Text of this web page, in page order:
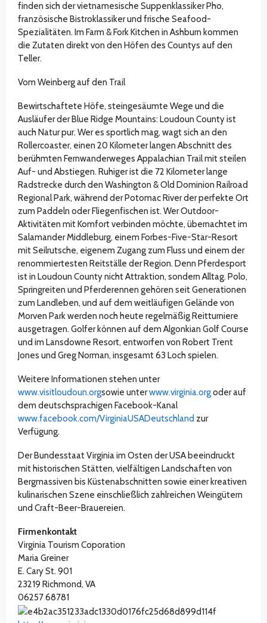
finden sich der vietnamesische Suppenklassiker Pho,
französische Bistroklassiker und frische Seafood-
Spezialitäten. Im Farm & Fork Kitchen in Ashburn kommen
die Zutaten direkt von den Höfen des Countys auf den
Teller.
Vom Weinberg auf den Trail
Bewirtschaftete Höfe, steingesäumte Wege und die
Ausläufer der Blue Ridge Mountains: Loudoun County ist
auch Natur pur. Wer es sportlich mag, wagt sich an den
Rollercoaster, einen 20 Kilometer langen Abschnitt des
berühmten Fernwanderweges Appalachian Trail mit steilen
Auf- und Abstiegen. Ruhiger ist die 72 Kilometer lange
Radstrecke durch den Washington & Old Dominion Railroad
Regional Park, während der Potomac River der perfekte Ort
zum Paddeln oder Fliegenfischen ist. Wer Outdoor-
Aktivitäten mit Komfort verbinden möchte, übernachtet im
Salamander Middleburg, einem Forbes-Five-Star-Resort
mit Seilrutsche, eigenem Zugang zum Fluss und einem der
renommiertesten Reitställe der Region. Denn Pferdesport
ist in Loudoun County nicht Attraktion, sondern Alltag. Polo,
Springreiten und Pferderennen gehören seit Generationen
zum Landleben, und auf dem weitläufigen Gelände von
Morven Park werden noch heute regelmäßig Reitturniere
ausgetragen. Golfer können auf dem Algonkian Golf Course
und im Lansdowne Resort, entworfen von Robert Trent
Jones und Greg Norman, insgesamt 63 Loch spielen.
Weitere Informationen stehen unter
www.visitloudoun.orgsowie unterwww.virginia.orgoder auf
dem deutschsprachigen Facebook-Kanal
www.facebook.com/VirginiaUSADeutschland zur
Verfügung.
Der Bundesstaat Virginia im Osten der USA beeindruckt
mit historischen Stätten, vielfältigen Landschaften von
Bergmassiven bis Küstenabschnitten sowie einer kreativen
kulinarischen Szene einschließlich zahlreichen Weingütern
und Craft-Beer-Brauereien.
Firmenkontakt
Virginia Tourism Coporation
Maria Greiner
E. Cary St. 901
23219 Richmond, VA
06257 68781